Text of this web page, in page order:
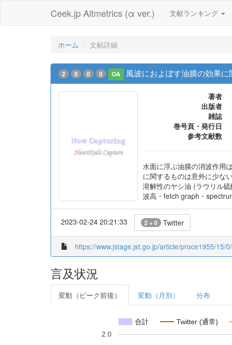
Ceek.jp Altmetrics (α ver.) 文献ランキング
ホーム 文献詳細
2 0 0 0 OA 風波におよぼす油膜の効果に
著者
出版者
雑誌
巻号頁・発行日
参考文献数
水面に浮ぶ油膜の消波作用
に関するものは意外に少な
溶解性のヤシ油 (ラウリル
波高・fetch graph・
2023-02-24 20:21:33 2 + 0 Twitter
https://www.jstage.jst.go.jp/article/proce1955/15/
言及状況
変動（ピーク前後） 変動（月別） 分布
合計 Twitter (通常)
2.0